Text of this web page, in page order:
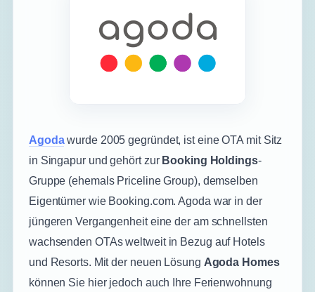
Agodawurde 2005 gegründet, ist eine OTA mit Sitz
in Singapur und gehört zur Booking Holdings-
Gruppe (ehemals Priceline Group), demselben
Eigentümer wie Booking.com. Agoda war in der
jüngeren Vergangenheit eine der am schnellsten
wachsenden OTAs weltweit in Bezug auf Hotels
und Resorts. Mit der neuen Lösung Agoda Homes
können Sie hier jedoch auch Ihre Ferienwohnung